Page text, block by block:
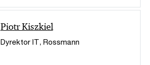
Piotr Kiszkiel
Dyrektor IT, Rossmann